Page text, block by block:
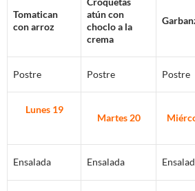
Tomatican
con arroz
atún con
choclo a la
crema
Postre Postre Postre
Lunes 19
Martes 20
Ensalada Ensalada